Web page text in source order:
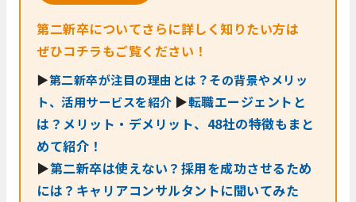
第二新卒についてさらに詳しく知りたい方は
ぜひコチラもご覧ください！
▶第二新卒が注目の理由とは？その背景やメリッ
ト、活用サービスを紹介 ▶転職エージェントと
は？メリット・デメリット、48社の特徴もまと
めて紹介！
▶第二新卒は使えない？採用を成功させるため
には？キャリアコンサルタントに聞いてみた